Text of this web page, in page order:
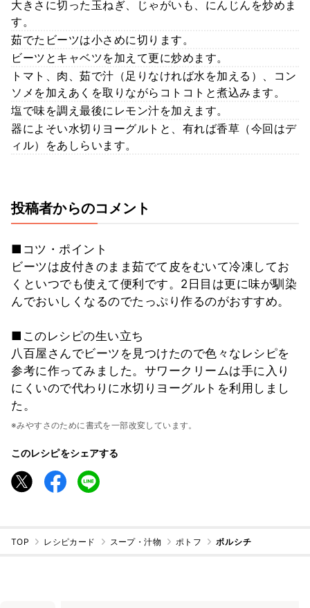
大きさに切った玉ねぎ、じゃがいも、にんじんを炒めま
す。
茹でたビーツは小さめに切ります。
ビーツとキャベツを加えて更に炒めます。
トマト、肉、茹で汁（足りなければ水を加える）、コン
ソメを加えあくを取りながらコトコトと煮込みます。
塩で味を調え最後にレモン汁を加えます。
器によそい水切りヨーグルトと、有れば香草（今回はデ
ィル）をあしらいます。
投稿者からのコメント
■コツ・ポイント
ビーツは皮付きのまま茹でて皮をむいて冷凍してお
くといつでも使えて便利です。2日目は更に味が馴染
んでおいしくなるのでたっぷり作るのがおすすめ。
■このレシピの生い立ち
八百屋さんでビーツを見つけたので色々なレシピを
参考に作ってみました。サワークリームは手に入り
にくいので代わりに水切りヨーグルトを利用しまし
た。
※みやすさのために書式を一部改変しています。
このレシピをシェアする
TOP レシピカード スープ・汁物 ポトフ ボルシチ